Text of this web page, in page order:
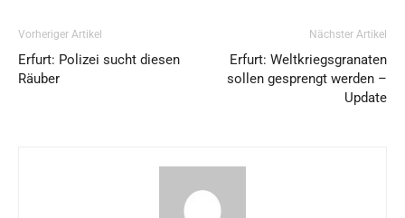
Vorheriger Artikel
Erfurt: Polizei sucht diesen
Räuber
Nächster Artikel
Erfurt: Weltkriegsgranaten
sollen gesprengt werden –
Update